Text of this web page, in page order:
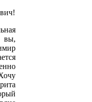
вы,